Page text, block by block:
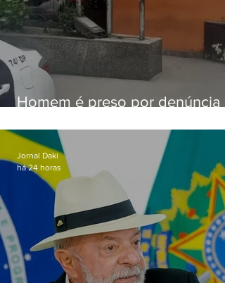
Homem é preso por denúncia
Alcântara
Jornal Daki
há 24 horas